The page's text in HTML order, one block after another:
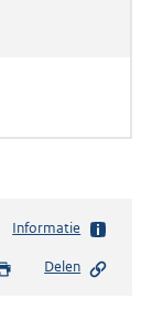
Informatie
Delen